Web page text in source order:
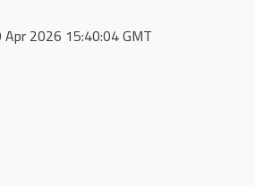
Apr 2026 15:40:04 GMT